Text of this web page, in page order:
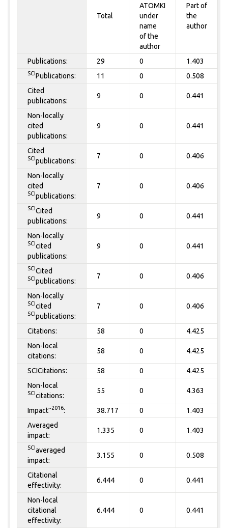
Total
ATOMKI
under
name
of the
author
Part of
the
author
Publications: 29 0 1.403
SCI Publications: 11 0 0.508
Cited
publications:
9 0 0.441
Non-locally
cited
publications:
9 0 0.441
Cited
SCI publications:
7 0 0.406
Non-locally
cited
SCI publications:
7 0 0.406
SCI Cited
publications:
9 0 0.441
Non-locally
SCI cited
publications:
9 0 0.441
SCI Cited
SCI publications:
7 0 0.406
Non-locally
SCI cited
SCI publications:
7 0 0.406
Citations: 58 0 4.425
Non-local
citations:
58 0 4.425
SCICitations: 58 0 4.425
Non-local
SCI citations:
55 0 4.363
Impact~2016: 38.717 0 1.403
Averaged
impact:
1.335 0 1.403
SCI averaged
impact:
3.155 0 0.508
Citational
effectivity:
6.444 0 0.441
Non-local
citational
effectivity:
6.444 0 0.441